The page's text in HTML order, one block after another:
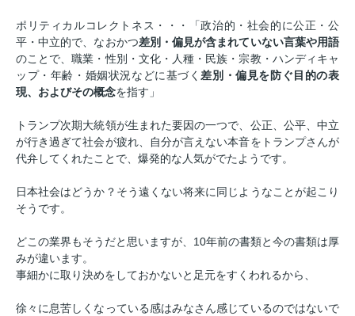
ポリティカルコレクトネス・・・「政治的・社会的に公正・公
平・中立的で、なおかつ差別・偏見が含まれていない言葉や用語
のことで、職業・性別・文化・人種・民族・宗教・ハンディキャ
ップ・年齢・婚姻状況などに基づく差別・偏見を防ぐ目的の表
現、およびその概念を指す」
トランプ次期大統領が生まれた要因の一つで、公正、公平、中立
が行き過ぎて社会が疲れ、自分が言えない本音をトランプさんが
代弁してくれたことで、爆発的な人気がでたようです。
日本社会はどうか？そう遠くない将来に同じようなことが起こり
そうです。
どこの業界もそうだと思いますが、10年前の書類と今の書類は厚
みが違います。
事細かに取り決めをしておかないと足元をすくわれるから、
徐々に息苦しくなっている感はみなさん感じているのではないで